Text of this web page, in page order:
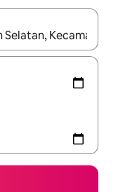
si ich